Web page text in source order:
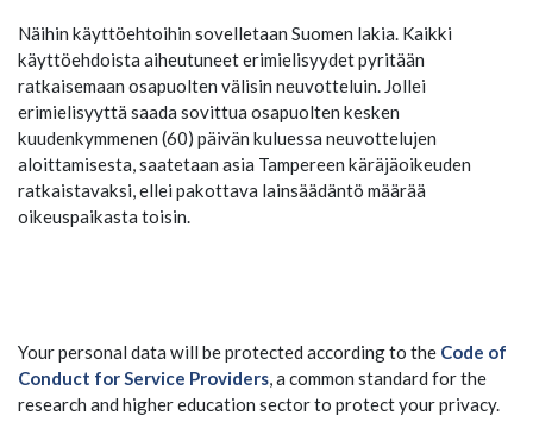
Näihin käyttöehtoihin sovelletaan Suomen lakia. Kaikki
käyttöehdoista aiheutuneet erimielisyydet pyritään
ratkaisemaan osapuolten välisin neuvotteluin. Jollei
erimielisyyttä saada sovittua osapuolten kesken
kuudenkymmenen (60) päivän kuluessa neuvottelujen
aloittamisesta, saatetaan asia Tampereen käräjäoikeuden
ratkaistavaksi, ellei pakottava lainsäädäntö määrää
oikeuspaikasta toisin.
Your personal data will be protected according to the Code of
Conduct for Service Providers, a common standard for the
research and higher education sector to protect your privacy.